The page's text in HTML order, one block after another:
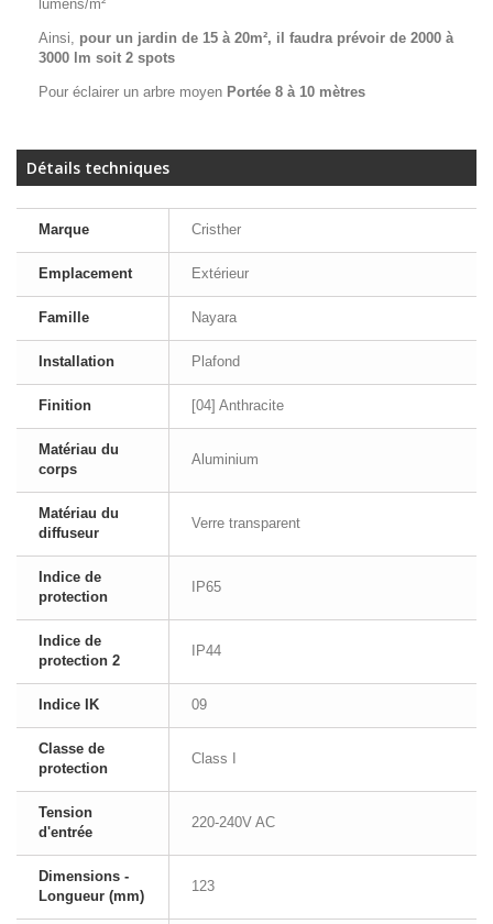
lumens/m²
Ainsi, pour un jardin de 15 à 20m², il faudra prévoir de 2000 à
3000 lm soit 2 spots
Pour éclairer un arbre moyen Portée 8 à 10 mètres
Détails techniques
Marque Cristher
Emplacement Extérieur
Famille Nayara
Installation Plafond
Finition [04] Anthracite
Matériau du
corps
Aluminium
Matériau du
diffuseur
Verre transparent
Indice de
protection
IP65
Indice de
protection 2
IP44
Indice IK 09
Classe de
protection
Class I
Tension
d'entrée
220-240V AC
Dimensions -
Longueur (mm)
123